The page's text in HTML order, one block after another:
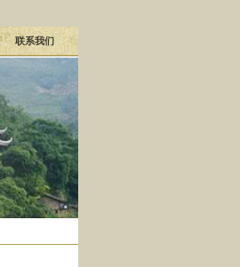
联系我们